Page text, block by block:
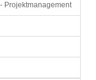
Projektmanagement